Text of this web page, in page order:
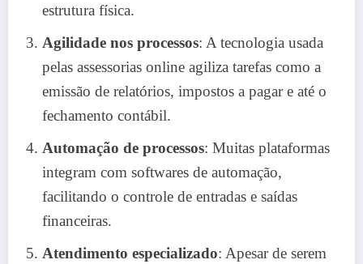
estrutura física.
Agilidade nos processos: A tecnologia usada
pelas assessorias online agiliza tarefas como a
emissão de relatórios, impostos a pagar e até o
fechamento contábil.
Automação de processos: Muitas plataformas
integram com softwares de automação,
facilitando o controle de entradas e saídas
financeiras.
Atendimento especializado: Apesar de serem